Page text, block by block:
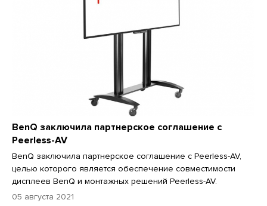
BenQ заключила партнерское соглашение с
Peerless-AV
BenQ заключила партнерское соглашение с Peerless-AV,
целью которого является обеспечение совместимости
дисплеев BenQ и монтажных решений Peerless-AV.
05 августа 2021